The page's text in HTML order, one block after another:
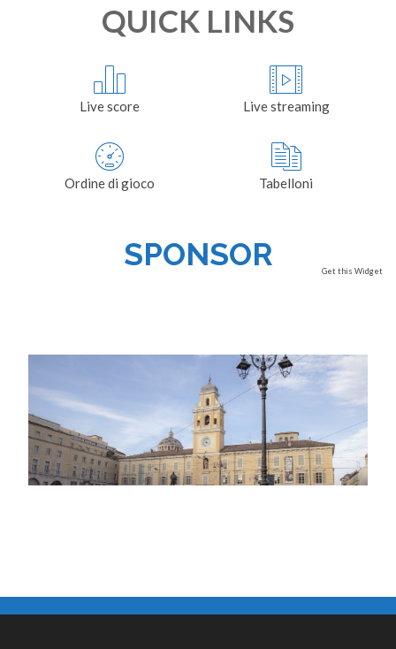
QUICK LINKS
Live score Live streaming
Ordine di gioco Tabelloni
Get this Widget
SPONSOR